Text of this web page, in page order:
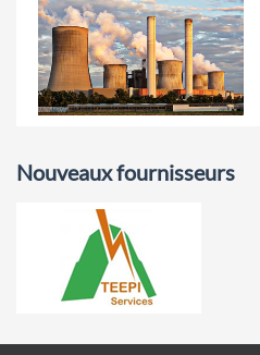
Nouveaux fournisseurs